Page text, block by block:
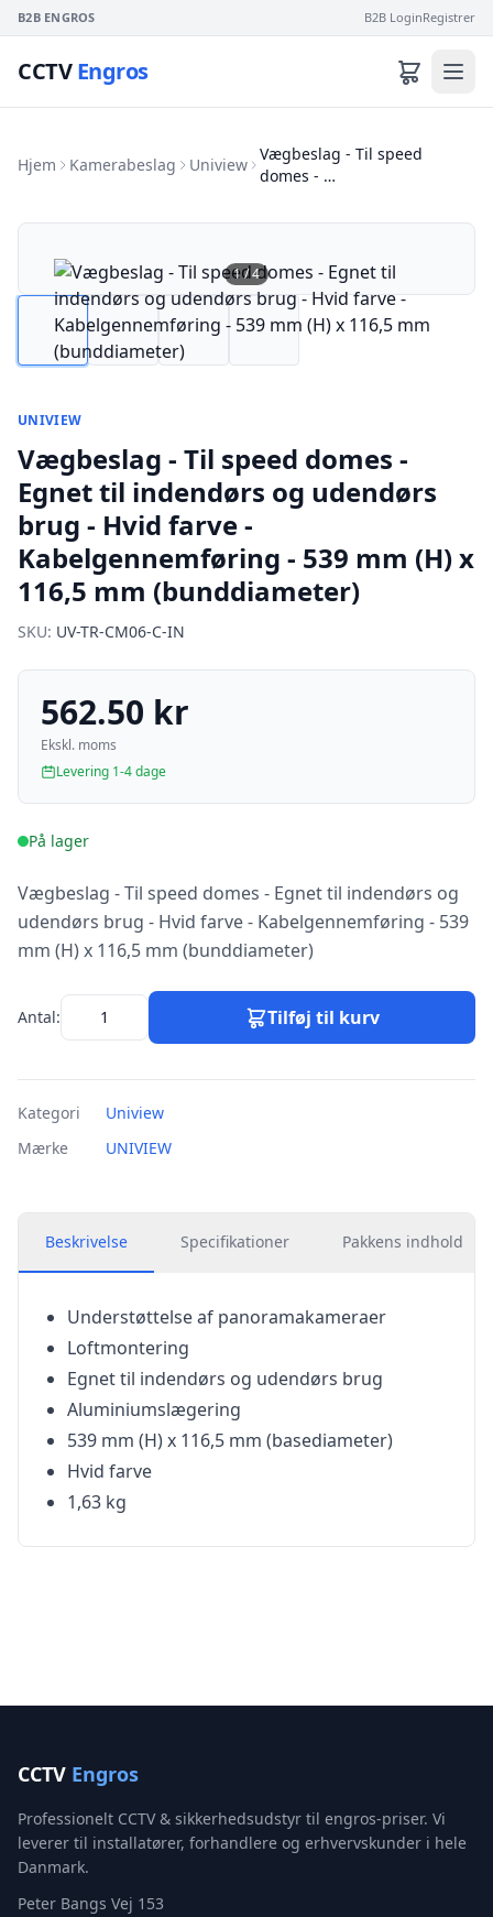
B2B ENGROS B2B LoginRegistrer
CCTVEngros
Hjem Kamerabeslag Uniview
Vægbeslag - Til speed
domes - …
1/4
UNIVIEW
Vægbeslag - Til speed domes -
Egnet til indendørs og udendørs
brug - Hvid farve -
Kabelgennemføring - 539 mm (H) x
116,5 mm (bunddiameter)
SKU: UV-TR-CM06-C-IN
562.50 kr
Ekskl. moms
Levering 1-4 dage
På lager
Vægbeslag - Til speed domes - Egnet til indendørs og
udendørs brug - Hvid farve - Kabelgennemføring - 539
mm (H) x 116,5 mm (bunddiameter)
Antal: Tilføj til kurv
Kategori
Uniview
Mærke
UNIVIEW
Beskrivelse Specifikationer Pakkens indhold
Understøttelse af panoramakameraer
Loftmontering
Egnet til indendørs og udendørs brug
Aluminiumslægering
539 mm (H) x 116,5 mm (basediameter)
Hvid farve
1,63 kg
CCTV Engros
Professionelt CCTV & sikkerhedsudstyr til engros-priser. Vi
leverer til installatører, forhandlere og erhvervskunder i hele
Danmark.
Peter Bangs Vej 153